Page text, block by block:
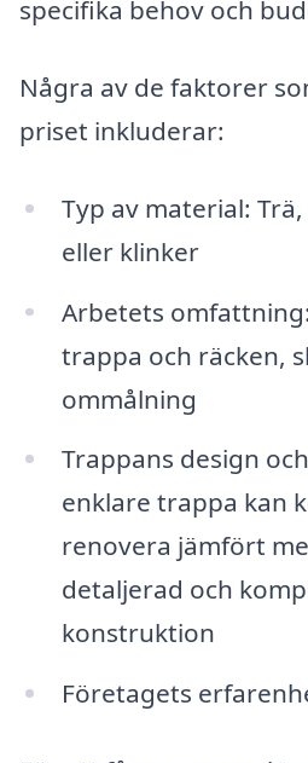
specifika behov och
Några av de faktorer
priset inkluderar:
Typ av material:
eller klinker
Arbetets
trappa och räcken,
ommålning
Trappans design
enklare trappa kan
renovera jämfört
detaljerad och
konstruktion
Företagets